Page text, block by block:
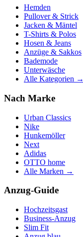
Hemden
Pullover & Strick
Jacken & Mäntel
T-Shirts & Polos
Hosen & Jeans
Anzüge & Sakkos
Bademode
Unterwäsche
Alle Kategorien →
Nach Marke
Urban Classics
Nike
Hunkemöller
Next
Adidas
OTTO home
Alle Marken →
Anzug-Guide
Hochzeitsgast
Business-Anzug
Slim Fit